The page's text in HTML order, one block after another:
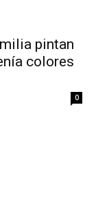
pintan
colores
0